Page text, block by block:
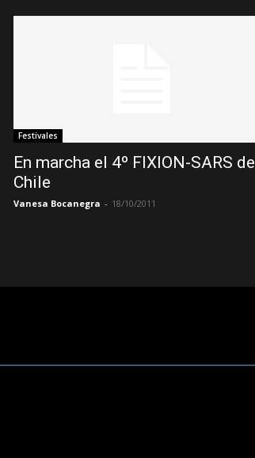
Festivales
En marcha el 4º FIXION-SARS de
Chile
Vanesa Bocanegra - 18/10/2011